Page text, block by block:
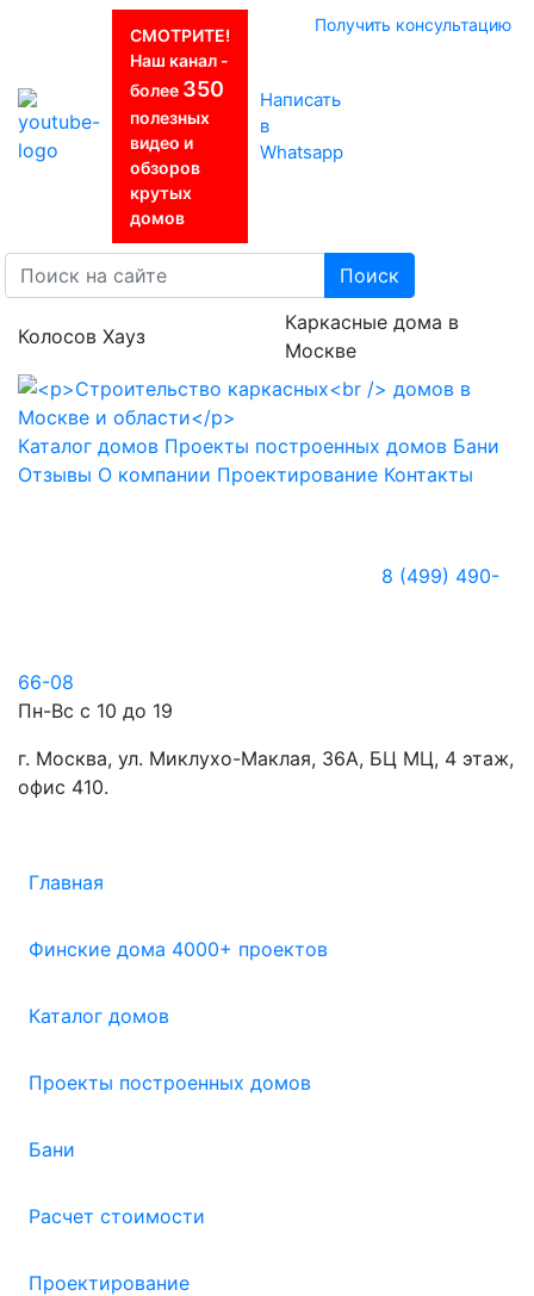
СМОТРИТЕ!
Наш канал -
более 350
полезных
видео и
обзоров
крутых
домов
Написать
в
Whatsapp
Получить консультацию
Поиск
Колосов Хауз
Каркасные дома в
Москве
Каталог домов Проекты построенных домов Бани
Отзывы О компании Проектирование Контакты
8 (499) 490-
66-08
Пн-Вс с 10 до 19
г. Москва, ул. Миклухо-Маклая, 36А, БЦ МЦ, 4 этаж,
офис 410.
Главная
Финские дома 4000+ проектов
Каталог домов
Проекты построенных домов
Бани
Расчет стоимости
Проектирование